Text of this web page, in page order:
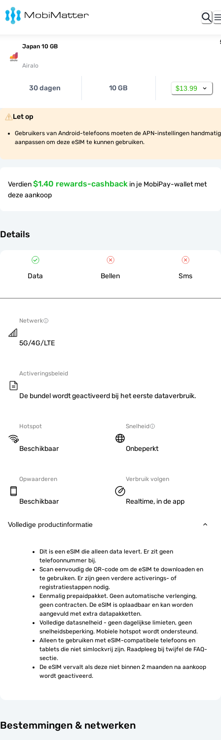
Japan 10 GB
Airalo
30 dagen 10 GB $13.99
Let op
Gebruikers van Android-telefoons moeten de APN-instellingen handmatig
aanpassen om deze eSIM te kunnen gebruiken.
Verdien$1.40 rewards-cashback in je MobiPay-wallet met
deze aankoop
Details
Data Bellen Sms
Netwerk
5G/4G/LTE
Activeringsbeleid
De bundel wordt geactiveerd bij het eerste dataverbruik.
Hotspot
Beschikbaar
Snelheid
Onbeperkt
Opwaarderen
Beschikbaar
Verbruik volgen
Realtime, in de app
Volledige productinformatie
Dit is een eSIM die alleen data levert. Er zit geen
telefoonnummer bij.
Scan eenvoudig de QR-code om de eSIM te downloaden en
te gebruiken. Er zijn geen verdere activerings- of
registratiestappen nodig.
Eenmalig prepaidpakket. Geen automatische verlenging,
geen contracten. De eSIM is oplaadbaar en kan worden
aangevuld met extra datapakketten.
Volledige datasnelheid - geen dagelijkse limieten, geen
snelheidsbeperking. Mobiele hotspot wordt ondersteund.
Alleen te gebruiken met eSIM-compatibele telefoons en
tablets die niet simlockvrij zijn. Raadpleeg bij twijfel de FAQ-
sectie.
De eSIM vervalt als deze niet binnen 2 maanden na aankoop
wordt geactiveerd.
Bestemmingen & netwerken